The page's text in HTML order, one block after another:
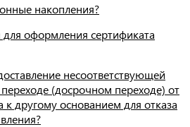
накопления?
для оформления сертификата
несоответствующей
(досрочном переходе) от
к другому основанием для отказа